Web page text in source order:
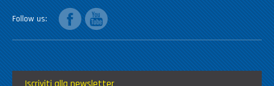
Follow us
facebookyoutube